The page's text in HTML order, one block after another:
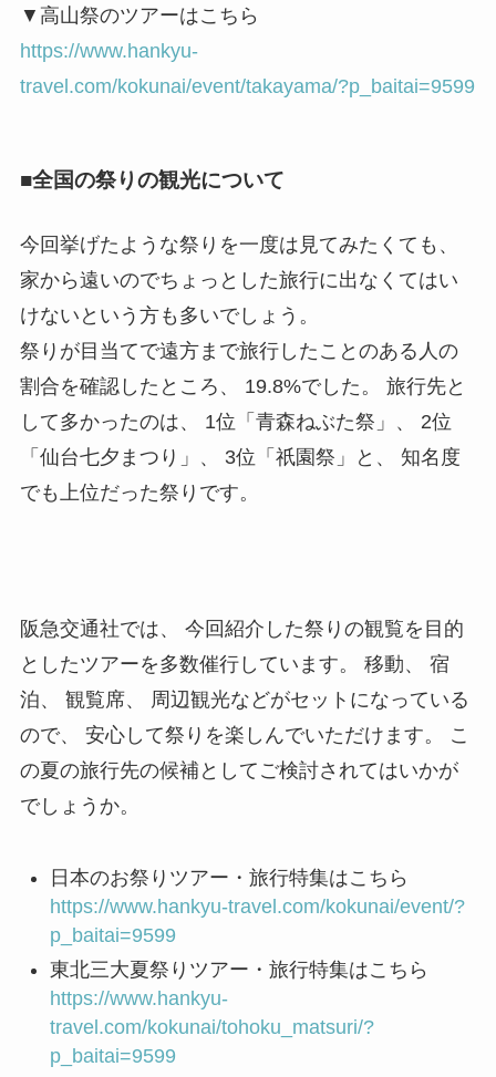
▼高山祭のツアーはこちら
https://www.hankyu-
travel.com/kokunai/event/takayama/?p_baitai=9599
■全国の祭りの観光について
今回挙げたような祭りを一度は見てみたくても、
家から遠いのでちょっとした旅行に出なくてはい
けないという方も多いでしょう。
祭りが目当てで遠方まで旅行したことのある人の
割合を確認したところ、 19.8%でした。 旅行先と
して多かったのは、 1位「青森ねぶた祭」、 2位
「仙台七夕まつり」、 3位「祇園祭」と、 知名度
でも上位だった祭りです。
阪急交通社では、 今回紹介した祭りの観覧を目的
としたツアーを多数催行しています。 移動、 宿
泊、 観覧席、 周辺観光などがセットになっている
ので、 安心して祭りを楽しんでいただけます。 こ
の夏の旅行先の候補としてご検討されてはいかが
でしょうか。
日本のお祭りツアー・旅行特集はこちら
https://www.hankyu-travel.com/kokunai/event/?
p_baitai=9599
東北三大夏祭りツアー・旅行特集はこちら
https://www.hankyu-
travel.com/kokunai/tohoku_matsuri/?
p_baitai=9599